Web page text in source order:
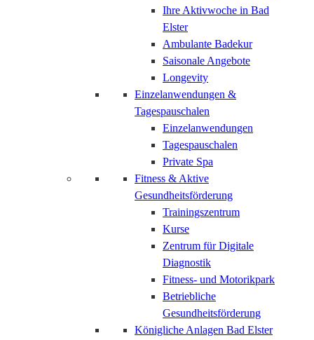
Ihre Aktivwoche in Bad
Elster
Ambulante Badekur
Saisonale Angebote
Longevity
Einzelanwendungen &
Tagespauschalen
Einzelanwendungen
Tagespauschalen
Private Spa
Fitness & Aktive
Gesundheitsförderung
Trainingszentrum
Kurse
Zentrum für Digitale
Diagnostik
Fitness- und Motorikpark
Betriebliche
Gesundheitsförderung
Königliche Anlagen Bad Elster